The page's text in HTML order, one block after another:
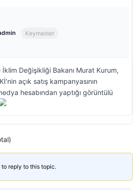
Keymaster
Değişikliği Bakanı Murat Kurum,
açık satış kampanyasının
hesabından yaptığı görüntülü
to reply to this topic.